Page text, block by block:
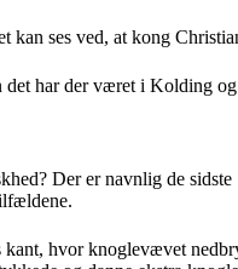
ses ved, at kong
har der været i Kolding
Der er navnlig de
hvor knoglevævet